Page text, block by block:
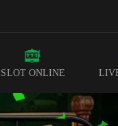
SLOT ONLINE